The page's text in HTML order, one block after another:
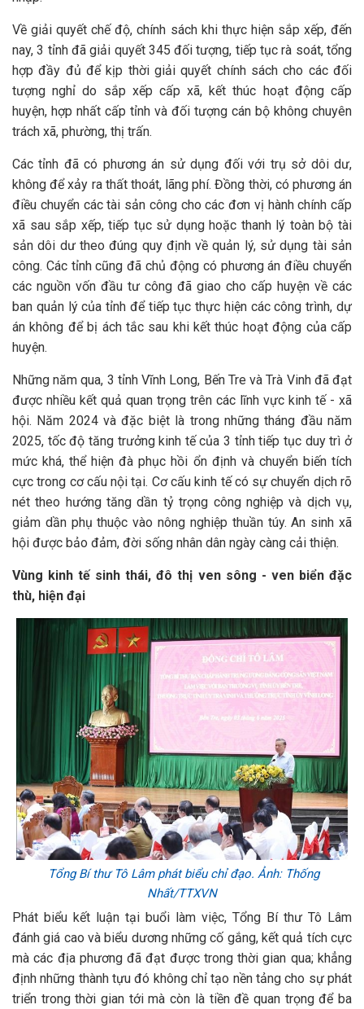
Về giải quyết chế độ, chính sách khi thực hiện sắp xếp, đến
nay, 3 tỉnh đã giải quyết 345 đối tượng, tiếp tục rà soát, tổng
hợp đầy đủ để kịp thời giải quyết chính sách cho các đối
tượng nghỉ do sắp xếp cấp xã, kết thúc hoạt động cấp
huyện, hợp nhất cấp tỉnh và đối tượng cán bộ không chuyên
trách xã, phường, thị trấn.
Các tỉnh đã có phương án sử dụng đối với trụ sở dôi dư,
không để xảy ra thất thoát, lãng phí. Đồng thời, có phương án
điều chuyển các tài sản công cho các đơn vị hành chính cấp
xã sau sắp xếp, tiếp tục sử dụng hoặc thanh lý toàn bộ tài
sản dôi dư theo đúng quy định về quản lý, sử dụng tài sản
công. Các tỉnh cũng đã chủ động có phương án điều chuyển
các nguồn vốn đầu tư công đã giao cho cấp huyện về các
ban quản lý của tỉnh để tiếp tục thực hiện các công trình, dự
án không để bị ách tắc sau khi kết thúc hoạt động của cấp
huyện.
Những năm qua, 3 tỉnh Vĩnh Long, Bến Tre và Trà Vinh đã đạt
được nhiều kết quả quan trọng trên các lĩnh vực kinh tế - xã
hội. Năm 2024 và đặc biệt là trong những tháng đầu năm
2025, tốc độ tăng trưởng kinh tế của 3 tỉnh tiếp tục duy trì ở
mức khá, thể hiện đà phục hồi ổn định và chuyển biến tích
cực trong cơ cấu nội tại. Cơ cấu kinh tế có sự chuyển dịch rõ
nét theo hướng tăng dần tỷ trọng công nghiệp và dịch vụ,
giảm dần phụ thuộc vào nông nghiệp thuần túy. An sinh xã
hội được bảo đảm, đời sống nhân dân ngày càng cải thiện.
Vùng kinh tế sinh thái, đô thị ven sông - ven biển đặc
thù, hiện đại
Tổng Bí thư Tô Lâm phát biểu chỉ đạo. Ảnh: Thống
Nhất/TTXVN
Phát biểu kết luận tại buổi làm việc, Tổng Bí thư Tô Lâm
đánh giá cao và biểu dương những cố gắng, kết quả tích cực
mà các địa phương đã đạt được trong thời gian qua; khẳng
định những thành tựu đó không chỉ tạo nền tảng cho sự phát
triển trong thời gian tới mà còn là tiền đề quan trọng để ba